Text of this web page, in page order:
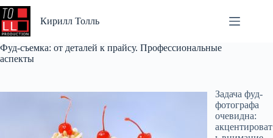
Перейти
к
Кирилл Толль
Фуд-съемка: от деталей к прайсу. Профессиональные
аспекты
Задача фуд-
фотографа
очевидна:
акцентироват